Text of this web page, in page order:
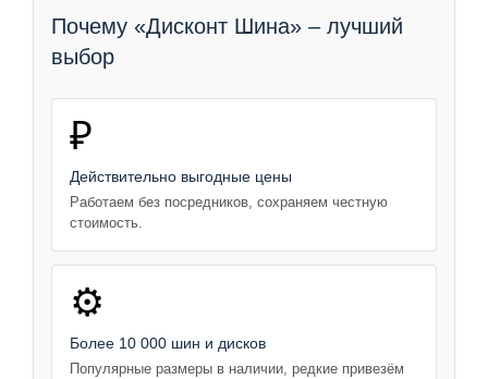
Почему «Дисконт Шина» – лучший
выбор
₽
Действительно выгодные цены
Работаем без посредников, сохраняем честную
стоимость.
⚙️
Более 10 000 шин и дисков
Популярные размеры в наличии, редкие привезём